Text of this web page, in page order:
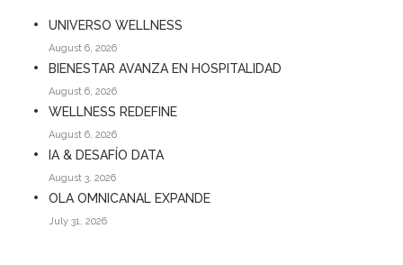
UNIVERSO WELLNESS
August 6, 2026
BIENESTAR AVANZA EN HOSPITALIDAD
August 6, 2026
WELLNESS REDEFINE
August 6, 2026
IA & DESAFÍO DATA
August 3, 2026
OLA OMNICANAL EXPANDE
July 31, 2026